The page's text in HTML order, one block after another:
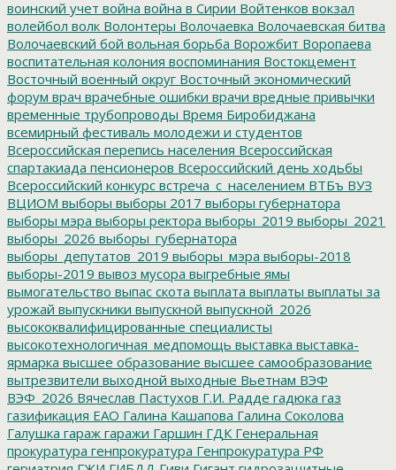
воинский учет война война в Сирии Войтенков вокзал
волейбол волк Волонтеры Волочаевка Волочаевская битва
Волочаевский бой вольная борьба Ворожбит Воропаева
воспитательная колония воспоминания Востокцемент
Восточный военный округ Восточный экономический
форум врач врачебные ошибки врачи вредные привычки
временные трубопроводы Время Биробиджана
всемирный фестиваль молодежи и студентов
Всероссийская перепись населения Всероссийская
спартакиада пенсионеров Всероссийский день ходьбы
Всероссийский конкурс встреча_с_населением ВТБъ ВУЗ
ВЦИОМ выборы выборы 2017 выборы губернатора
выборы мэра выборы ректора выборы_2019 выборы_2021
выборы_2026 выборы_губернатора
выборы_депутатов_2019 выборы_мэра выборы-2018
выборы-2019 вывоз мусора выгребные ямы
вымогательство выпас скота выплата выплаты выплаты за
урожай выпускники выпускной выпускной_2026
высококвалифицированные специалисты
высокотехнологичная_медпомощь выставка выставка-
ярмарка высшее образование высшее самообразование
вытрезвители выходной выходные Вьетнам ВЭФ
ВЭФ_2026 Вячеслав Пастухов Г.И. Радде гадюка газ
газификация ЕАО Галина Кашапова Галина Соколова
Галушка гараж гаражи Гаршин ГДК Генеральная
прокуратура генпрокуратура Генпрокуратура РФ